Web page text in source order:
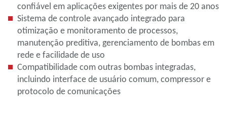
confiável em aplicações exigentes por mais de 20 anos
Sistema de controle avançado integrado para
otimização e monitoramento de processos,
manutenção preditiva, gerenciamento de bombas em
rede e facilidade de uso
Compatibilidade com outras bombas integradas,
incluindo interface de usuário comum, compressor e
protocolo de comunicações